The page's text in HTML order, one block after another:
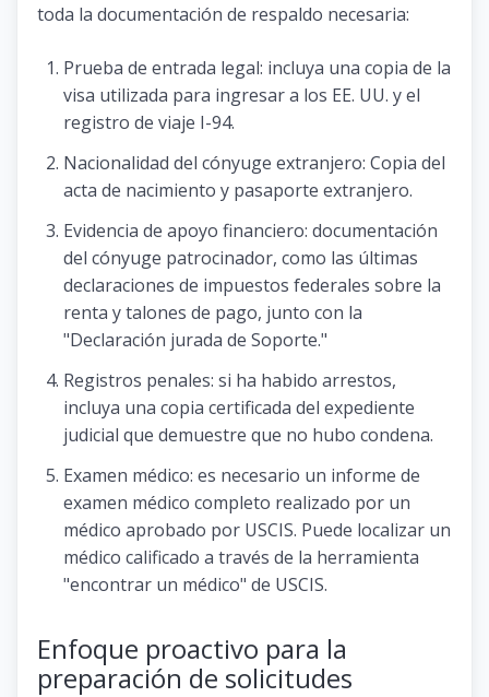
toda la documentación de respaldo necesaria:
Prueba de entrada legal: incluya una copia de la
visa utilizada para ingresar a los EE. UU. y el
registro de viaje I-94.
Nacionalidad del cónyuge extranjero: Copia del
acta de nacimiento y pasaporte extranjero.
Evidencia de apoyo financiero: documentación
del cónyuge patrocinador, como las últimas
declaraciones de impuestos federales sobre la
renta y talones de pago, junto con la
"Declaración jurada de Soporte."
Registros penales: si ha habido arrestos,
incluya una copia certificada del expediente
judicial que demuestre que no hubo condena.
Examen médico: es necesario un informe de
examen médico completo realizado por un
médico aprobado por USCIS. Puede localizar un
médico calificado a través de la herramienta
"encontrar un médico" de USCIS.
Enfoque proactivo para la
preparación de solicitudes